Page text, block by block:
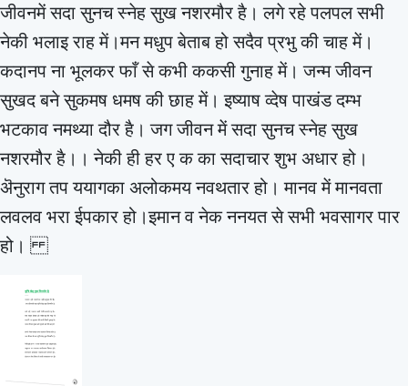
जीवनमें सदा सुनच स्नेह सुख नशरमौर है। लगे रहे पलपल सभी
नेकी भलाइ राह में।मन मधुप बेताब हो सदैव प्रभु की चाह में।
कदानप ना भूलकर फाँ से कभी ककसी गुनाह में। जन्म जीवन
सुखद बने सुकमष धमष की छाह में। इष्याष व्देष पाखंड दम्भ
भटकाव नमथ्या दौर है। जग जीवन में सदा सुनच स्नेह सुख
नशरमौर है।। नेकी ही हर ए क का सदाचार शुभ अधार हो।
ऄनुराग तप ययागका अलोकमय नवथतार हो। मानव में मानवता
लवलव भरा ईपकार हो।इमान व नेक ननयत से सभी भवसागर पार
हो।